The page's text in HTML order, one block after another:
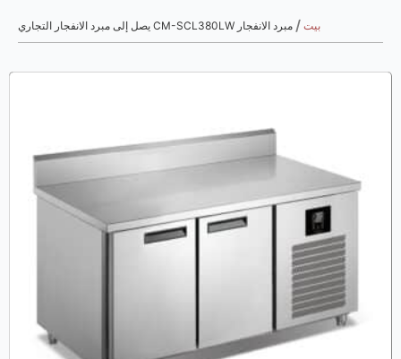
بيت / مبرد الانفجار CM-SCL380LW يصل إلى مبرد الانفجار التجاري